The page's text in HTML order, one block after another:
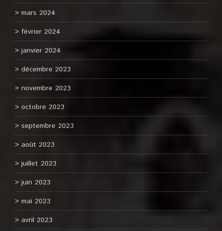
mars 2024
février 2024
janvier 2024
décembre 2023
novembre 2023
octobre 2023
septembre 2023
août 2023
juillet 2023
juin 2023
mai 2023
avril 2023